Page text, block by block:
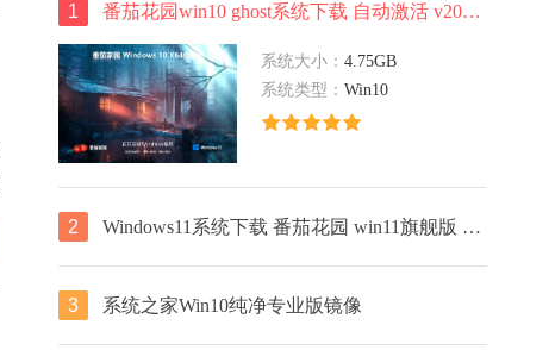
1 番茄花园win10 ghost系统下载 自动激活 v2022.05 下载
系统大小： 4.75GB
系统类型： Win10
2 Windows11系统下载 番茄花园 win11旗舰版 ghost镜像 ISO X64位
3 系统之家Win10纯净专业版镜像